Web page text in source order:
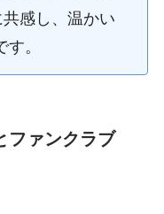
感し、温かい
。
ファンクラブ